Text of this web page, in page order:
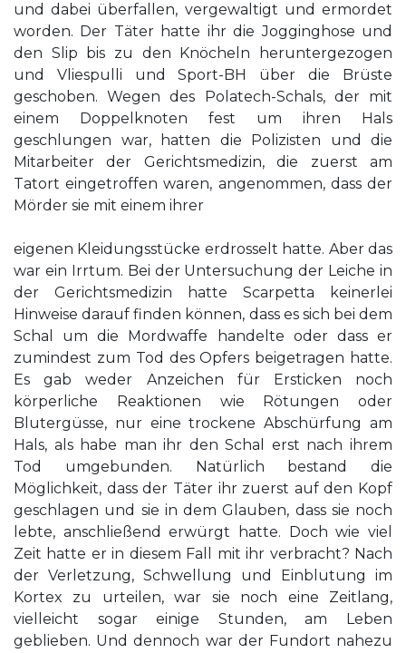
und dabei überfallen, vergewaltigt und ermordet
worden. Der Täter hatte ihr die Jogginghose und
den Slip bis zu den Knöcheln heruntergezogen
und Vliespulli und Sport-BH über die Brüste
geschoben. Wegen des Polatech-Schals, der mit
einem Doppelknoten fest um ihren Hals
geschlungen war, hatten die Polizisten und die
Mitarbeiter der Gerichtsmedizin, die zuerst am
Tatort eingetroffen waren, angenommen, dass der
Mörder sie mit einem ihrer
eigenen Kleidungsstücke erdrosselt hatte. Aber das
war ein Irrtum. Bei der Untersuchung der Leiche in
der Gerichtsmedizin hatte Scarpetta keinerlei
Hinweise darauf finden können, dass es sich bei dem
Schal um die Mordwaffe handelte oder dass er
zumindest zum Tod des Opfers beigetragen hatte.
Es gab weder Anzeichen für Ersticken noch
körperliche Reaktionen wie Rötungen oder
Blutergüsse, nur eine trockene Abschürfung am
Hals, als habe man ihr den Schal erst nach ihrem
Tod umgebunden. Natürlich bestand die
Möglichkeit, dass der Täter ihr zuerst auf den Kopf
geschlagen und sie in dem Glauben, dass sie noch
lebte, anschließend erwürgt hatte. Doch wie viel
Zeit hatte er in diesem Fall mit ihr verbracht? Nach
der Verletzung, Schwellung und Einblutung im
Kortex zu urteilen, war sie noch eine Zeitlang,
vielleicht sogar einige Stunden, am Leben
geblieben. Und dennoch war der Fundort nahezu